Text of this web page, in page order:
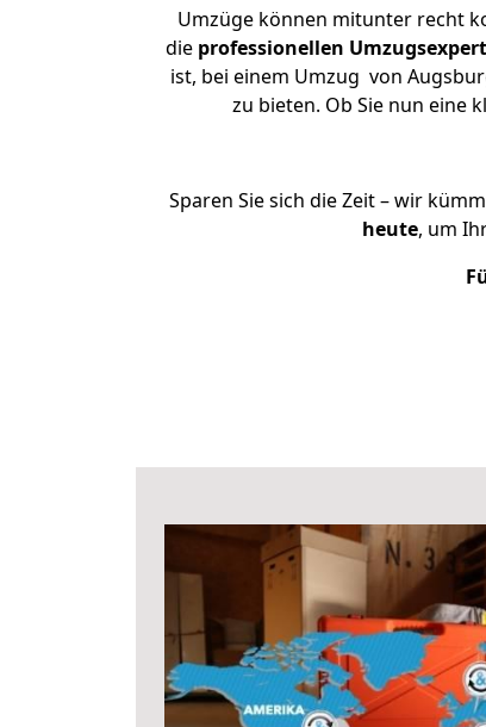
Umzüge können mitunter recht
die professionellen
ist, bei einem Umzug von
zu bieten. Ob Sie nun eine
Sparen Sie sich die Zeit – wir
heute, um